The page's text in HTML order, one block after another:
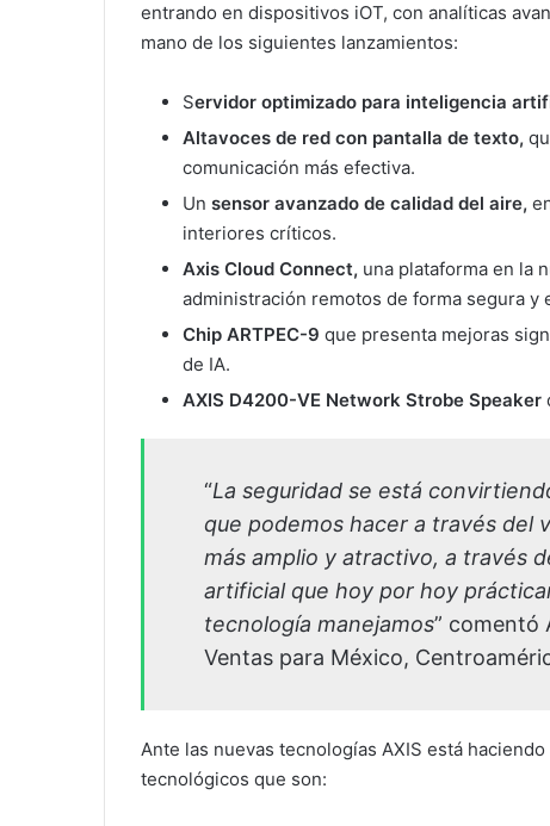
entrando en dispositivos iOT, con analíticas
mano de los siguientes lanzamientos:
Servidor optimizado para inteligencia
Altavoces de red con pantalla de texto,
comunicación más efectiva.
Un sensor avanzado de calidad del aire,
interiores críticos.
Axis Cloud Connect, una plataforma en la
administración remotos de forma segura y
Chip ARTPEC-9 que presenta mejoras
de IA.
AXIS D4200-VE Network Strobe Speaker
“La seguridad se está
que podemos hacer a través del
más amplio y atractivo, a través
artificial que hoy por hoy
tecnología manejamos” comentó
Ventas para México,
Ante las nuevas tecnologías AXIS está
tecnológicos que son: